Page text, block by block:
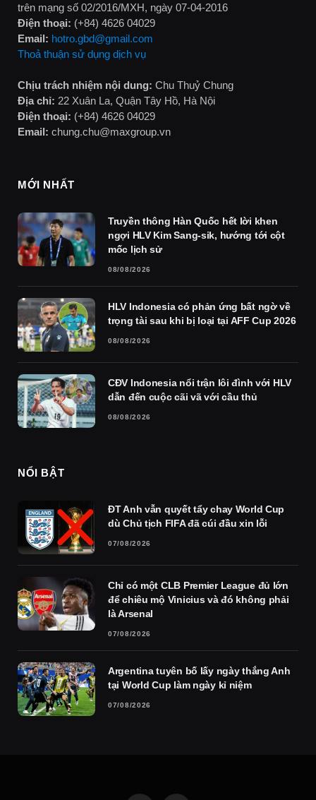
trên mạng số 02/2016/MXH, ngày 07-04-2016
Điện thoại: (+84) 4626 04029
Email: hotro.gbd@gmail.com
Thoả thuận sử dụng dịch vụ
Chịu trách nhiệm nội dung: Chu Thuỷ Chung
Địa chỉ: 22 Xuân La, Quận Tây Hồ, Hà Nội
Điện thoại: (+84) 4626 04029
Email: chung.chu@maxgroup.vn
MỚI NHẤT
Truyền thông Hàn Quốc hết lời khen
ngợi HLV Kim Sang-sik, hướng tới cột
mốc lịch sử
08/08/2026
HLV Indonesia có phản ứng bất ngờ về
trọng tài sau khi bị loại tại AFF Cup 2026
08/08/2026
CĐV Indonesia nổi trận lôi đình với HLV
dẫn đến cuộc cãi vã với cầu thủ
08/08/2026
NỔI BẬT
ĐT Anh vẫn quyết tẩy chay World Cup
dù Chủ tịch FIFA đã cúi đầu xin lỗi
07/08/2026
Chỉ có một CLB Premier League đủ lớn
để chiêu mộ Vinicius và đó không phải
là Arsenal
07/08/2026
Argentina tuyên bố lấy ngày thắng Anh
tại World Cup làm ngày kỉ niệm
07/08/2026